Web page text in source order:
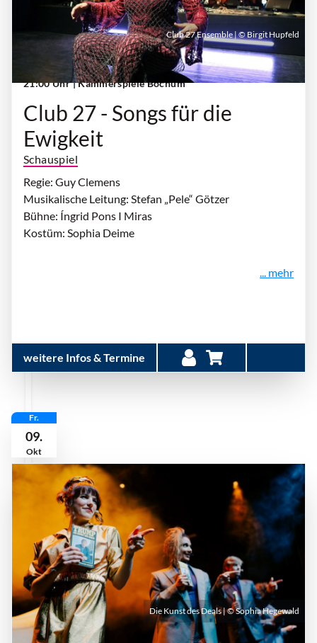
Donnerstag, 08. Oktober 2026 | 19:30 Uhr -
21:00 Uhr| Kammerspiele Bochum
Club 27 - Songs für die
Ewigkeit
Schauspiel
Regie: Guy Clemens
Musikalische Leitung: Stefan „Pele“ Götzer
Bühne: Íngrid Pons I Miras
Kostüm: Sophia Deime
... mehr
weitere Infos & Termine
Club 27 Ensemble | © Birgit Hupfeld
Fr.
09.
Okt
Die Kunst des Deals | © Sophia Hegewald